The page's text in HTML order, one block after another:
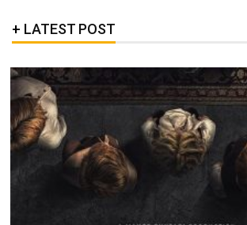
LATEST POST